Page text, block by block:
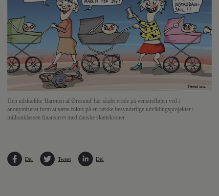
Den udskældte 'Baronen af Øresund' har skabt vrede på venstrefløjen ved i
anonymiseret form at sætte fokus på en række besynderlige udviklingsprojekter i
millionklassen finansieret med danske skattekroner.
Del Tweet Del